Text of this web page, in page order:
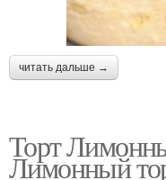
читать дальше →
Торт
Лимонный